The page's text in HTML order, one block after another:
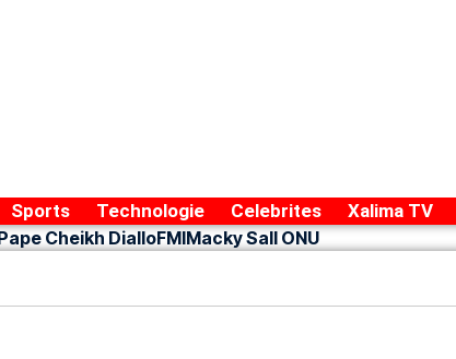
Sports Technologie Celebrites Xalima TV
Cheikh DialloFMIMacky Sall ONU